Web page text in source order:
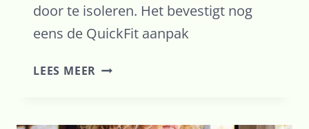
door te isoleren. Het bevestigt nog
eens de QuickFit aanpak
LEES MEER TERUGVERDIENTIJD